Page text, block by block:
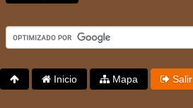
Inicio Mapa Salir